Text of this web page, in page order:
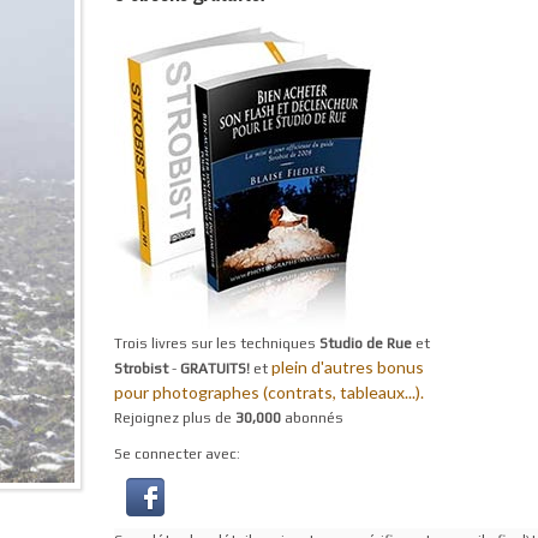
Trois livres sur les techniques Studio de Rueet
Strobist- GRATUITS! et plein d'autres bonus
pour photographes (contrats, tableaux...).
Rejoignez plus de 30,000abonnés
Se connecter avec: